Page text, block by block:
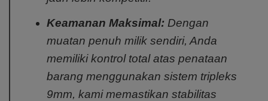
Keamanan Maksimal:Dengan
muatan penuh milik sendiri, Anda
memiliki kontrol total atas penataan
barang menggunakan sistem tripleks
9mm, kami memastikan stabilitas